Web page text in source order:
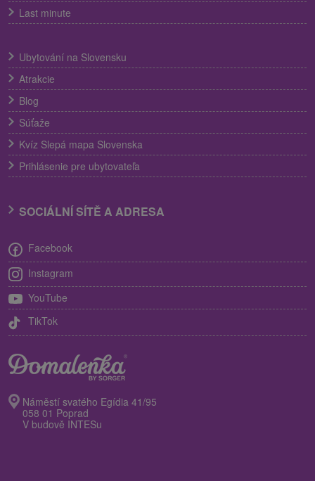
Last minute
Ubytování na Slovensku
Atrakcie
Blog
Súťaže
Kvíz Slepá mapa Slovenska
Prihlásenie pre ubytovateľa
SOCIÁLNÍ SÍTĚ A ADRESA
Facebook
Instagram
YouTube
TikTok
Náměstí svatého Egídia 41/95
058 01 Poprad
V budově INTESu